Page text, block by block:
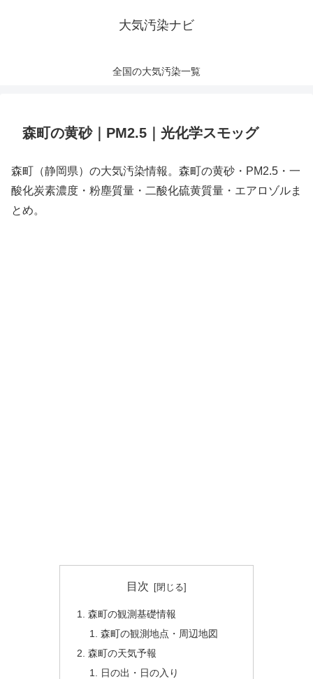
大気汚染ナビ
全国の大気汚染一覧
森町の黄砂｜PM2.5｜光化学スモッグ
森町（静岡県）の大気汚染情報。森町の黄砂・PM2.5・一
酸化炭素濃度・粉塵質量・二酸化硫黄質量・エアロゾルま
とめ。
目次
森町の観測基礎情報
森町の観測地点・周辺地図
森町の天気予報
日の出・日の入り